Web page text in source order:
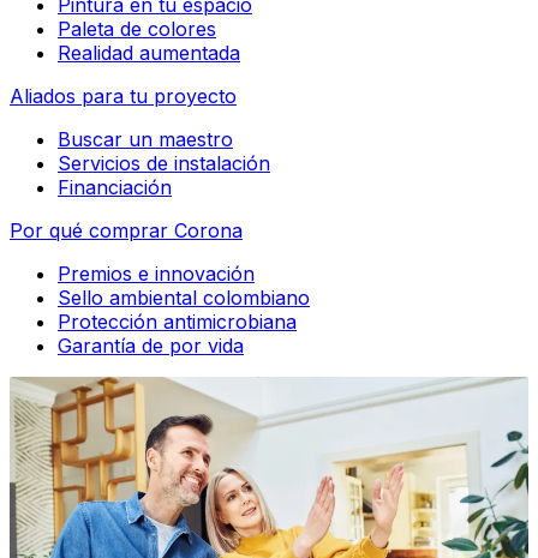
Pintura en tu espacio
Paleta de colores
Realidad aumentada
Aliados para tu proyecto
Buscar un maestro
Servicios de instalación
Financiación
Por qué comprar Corona
Premios e innovación
Sello ambiental colombiano
Protección antimicrobiana
Garantía de por vida